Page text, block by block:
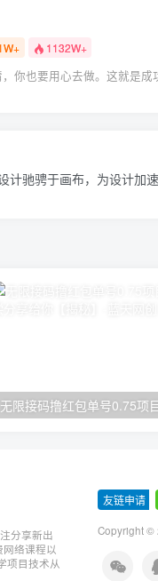
1132W+
你也要用心去做。这就是成
计驰骋于画布，为设计加速
分享新出
络课程以
项目技术从
友链申请
Copyright ©